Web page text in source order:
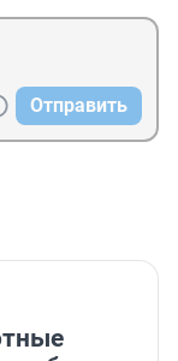
Отправить